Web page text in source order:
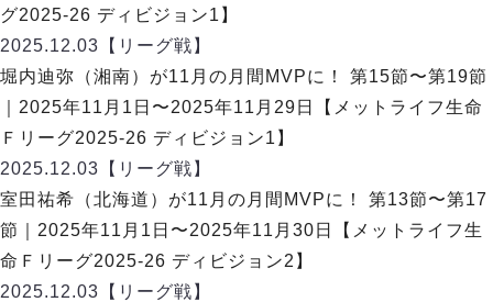
マルバ水戸FC
リガーレヴィア葛飾
Y．S．C．C．横浜
ヴィンセドール白山
アグレミーナ浜松
デウソン神戸
ポルセイド浜田
ミラクルスマイル新居浜
グ2025-26 ディビジョン1】
2025.12.03 【リーグ戦】
堀内迪弥（湘南）が11月の月間MVPに！ 第15節〜第19節
｜2025年11月1日〜2025年11月29日【メットライフ生命
Ｆリーグ2025-26 ディビジョン1】
2025.12.03 【リーグ戦】
室田祐希（北海道）が11月の月間MVPに！ 第13節〜第17
節｜2025年11月1日〜2025年11月30日【メットライフ生
命Ｆリーグ2025-26 ディビジョン2】
2025.12.03 【リーグ戦】